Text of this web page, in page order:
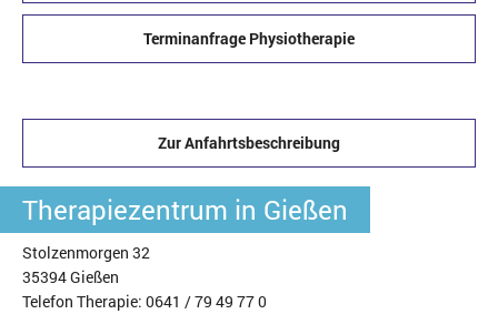
Terminanfrage Physiotherapie
Zur Anfahrtsbeschreibung
Therapiezentrum in Gießen
Stolzenmorgen 32
35394 Gießen
Telefon Therapie: 0641 / 79 49 77 0